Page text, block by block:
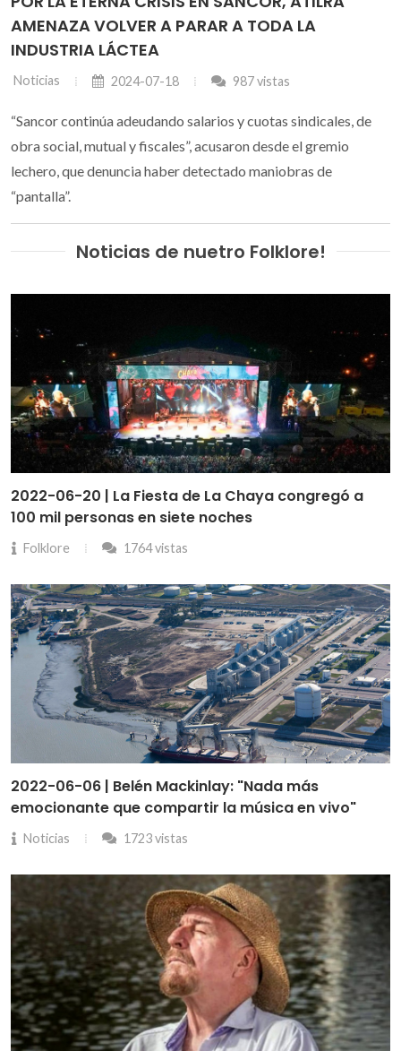
AMENAZA VOLVER A PARAR A TODA LA
INDUSTRIA LÁCTEA
Noticias 2024-07-18 987 vistas
“Sancor continúa adeudando salarios y cuotas sindicales, de
obra social, mutual y fiscales”, acusaron desde el gremio
lechero, que denuncia haber detectado maniobras de
“pantalla”.
Noticias de nuetro Folklore!
2022-06-20 | La Fiesta de La Chaya congregó a
100 mil personas en siete noches
Folklore 1764 vistas
2022-06-06 | Belén Mackinlay: "Nada más
emocionante que compartir la música en vivo"
Noticias 1723 vistas